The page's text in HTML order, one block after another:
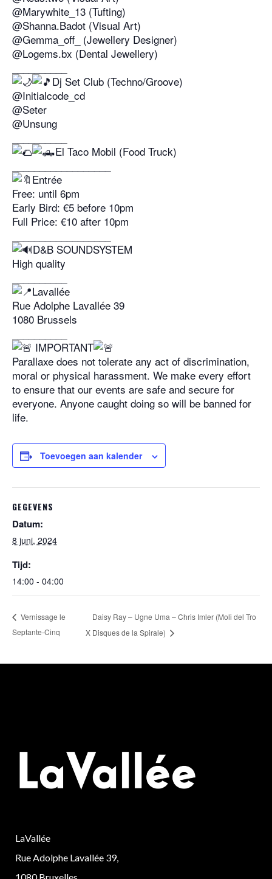
@Marywhite_13 (Tufting)
@Shanna.Badot (Visual Art)
@Gemma_off_ (Jewellery Designer)
@Logems.bx (Dental Jewellery)
Dj Set Club (Techno/Groove)
@Initialcode_cd
@Seter
@Unsung
El Taco Mobil (Food Truck)
Entrée
Free: until 6pm
Early Bird: €5 before 10pm
Full Price: €10 after 10pm
D&B SOUNDSYSTEM
High quality
Lavallée
Rue Adolphe Lavallée 39
1080 Brussels
IMPORTANT
Parallaxe does not tolerate any act of discrimination,
moral or physical harassment. We make every effort
to ensure that our events are safe and secure for
everyone. Anyone caught doing so will be banned for
life.
Toevoegen aan kalender
GEGEVENS
Datum:
8 juni, 2024
Tijd:
14:00 - 04:00
Vernissage le
Septante-Cinq
Daisy Ray – Ugne Uma – Chris Imler (Moli del Tro
X Disques de la Spirale)
LaVallée
Rue Adolphe Lavallée 39,